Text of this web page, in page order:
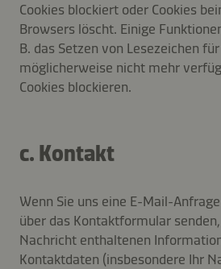
Cookies blockiert oder Cookies
Browsers löscht. Einige
B. das Setzen von Lesezeichen
möglicherweise nicht mehr
Cookies blockieren.
c. Kontakt
Wenn Sie uns eine E-Mail-
über das Kontaktformular
Nachricht enthaltenen
Kontaktdaten (insbesondere Ihr